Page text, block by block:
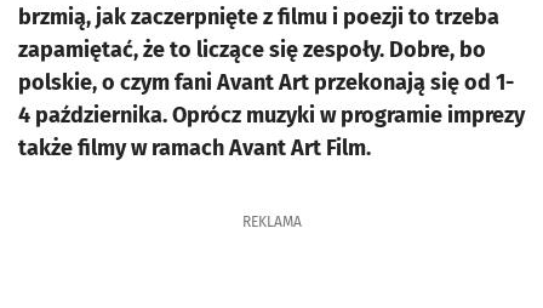
brzmią, jak zaczerpnięte z filmu i poezji to trzeba
zapamiętać, że to liczące się zespoły. Dobre, bo
polskie, o czym fani Avant Art przekonają się od 1-
4 października. Oprócz muzyki w programie imprezy
także filmy w ramach Avant Art Film.
REKLAMA